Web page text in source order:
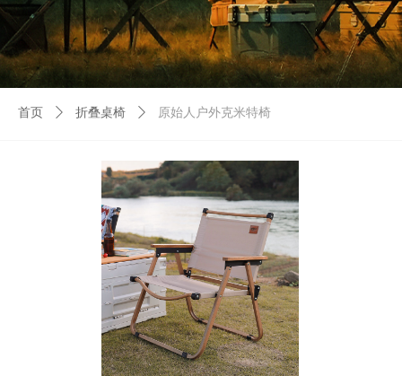
首页 ꄲ 折叠桌椅 ꄲ 原始人户外克米特椅